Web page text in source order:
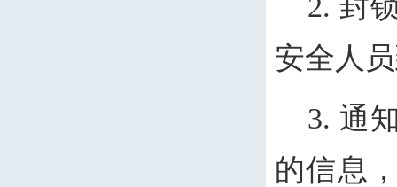
2. 封
安全人
3. 通
的信息